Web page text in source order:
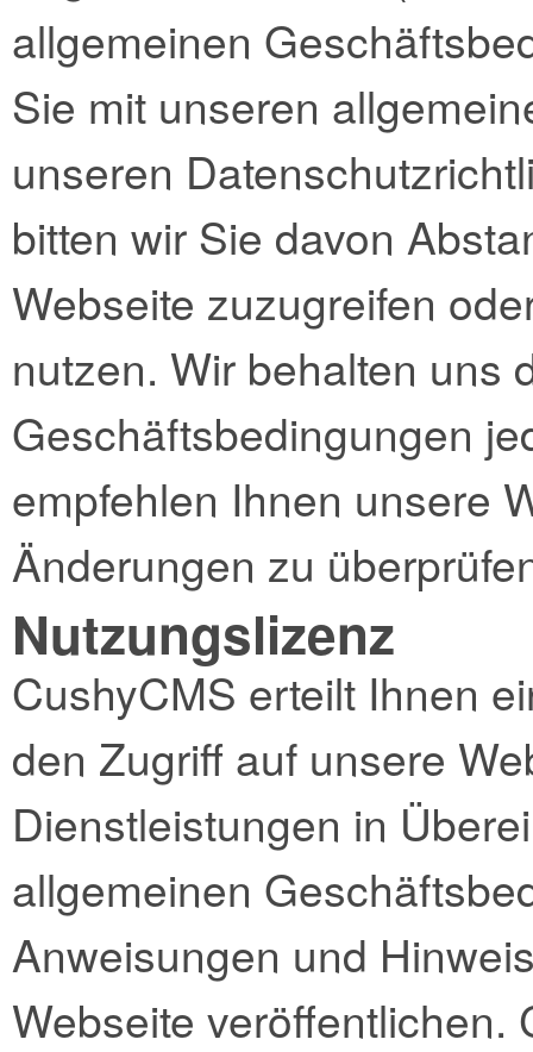
allgemeinen
Sie mit unseren
unseren
bitten wir Sie davon
Webseite zuzugreifen
nutzen. Wir behalten uns
Geschäftsbedingungen
empfehlen Ihnen unsere
Änderungen zu
Nutzungslizenz
CushyCMS erteilt Ihnen
den Zugriff auf unsere
Dienstleistungen in
allgemeinen
Anweisungen und
Webseite